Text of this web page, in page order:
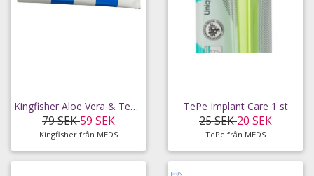
Kingfisher Aloe Vera & Tea Tree Mint (utan fluor)
79 SEK59 SEK
Kingfisher från MEDS
TePe Implant Care 1 st
25 SEK20 SEK
TePe från MEDS